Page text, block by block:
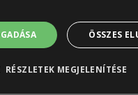
RegisztrációÖSSZES
RÉSZLETEK MEGJELENÍTÉSE